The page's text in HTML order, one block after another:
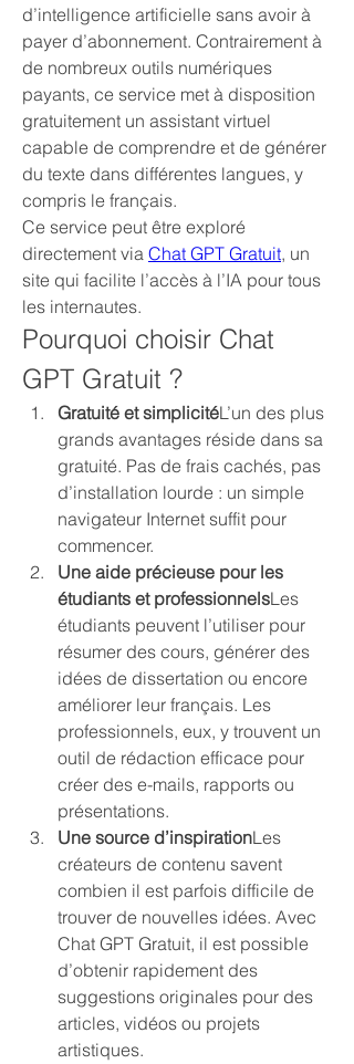
d’intelligence artificielle sans avoir à
payer d’abonnement. Contrairement à
de nombreux outils numériques
payants, ce service met à disposition
gratuitement un assistant virtuel
capable de comprendre et de générer
du texte dans différentes langues, y
compris le français.
Ce service peut être exploré
directement via Chat GPT Gratuit, un
site qui facilite l’accès à l’IA pour tous
les internautes.
Pourquoi choisir Chat
GPT Gratuit ?
Gratuité et simplicitéL’un des plus
grands avantages réside dans sa
gratuité. Pas de frais cachés, pas
d’installation lourde : un simple
navigateur Internet suffit pour
commencer.
Une aide précieuse pour les
étudiants et professionnelsLes
étudiants peuvent l’utiliser pour
résumer des cours, générer des
idées de dissertation ou encore
améliorer leur français. Les
professionnels, eux, y trouvent un
outil de rédaction efficace pour
créer des e-mails, rapports ou
présentations.
Une source d’inspirationLes
créateurs de contenu savent
combien il est parfois difficile de
trouver de nouvelles idées. Avec
Chat GPT Gratuit, il est possible
d’obtenir rapidement des
suggestions originales pour des
articles, vidéos ou projets
artistiques.